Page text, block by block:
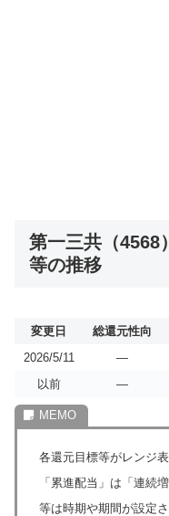
第一三共（4568
等の推移
変更日 総還元性向
2026/5/11
―
以前
―
各還元目標等がレンジ
「累進配当」は「連続
等は時期や期間が設定